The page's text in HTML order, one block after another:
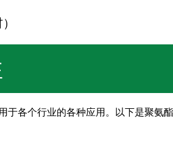
各个行业的各种应用。以下是聚氨